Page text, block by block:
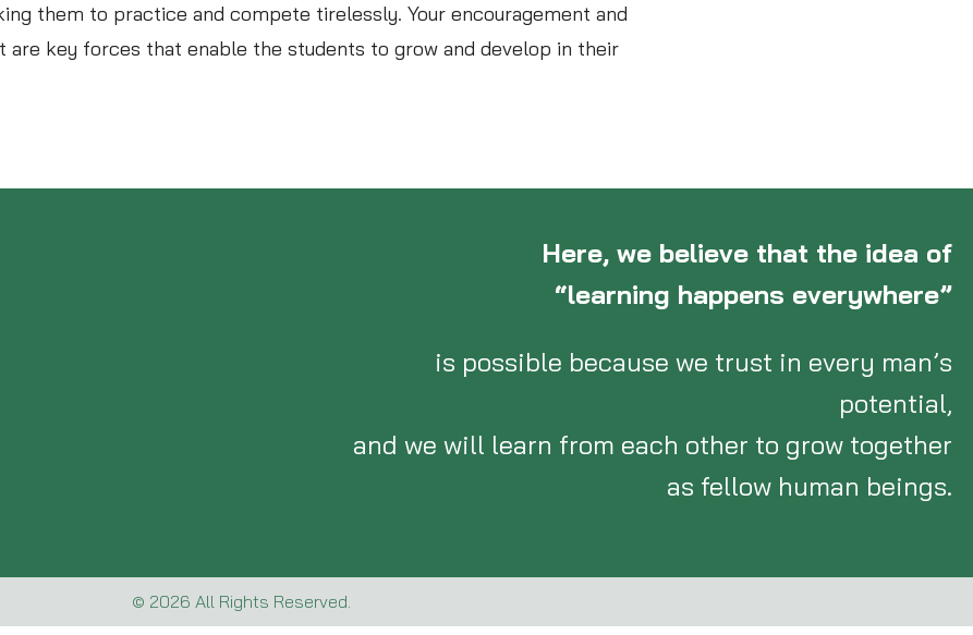
them to practice and compete tirelessly. Your encouragement and
are key forces that enable the students to grow and develop in their
Here, we believe that the idea of
“learning happens everywhere”
is possible because we trust in every man’s
potential,
and we will learn from each other to grow together
as fellow human beings.
© 2026 All Rights Reserved.